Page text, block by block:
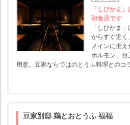
「しびかま
和食店です
「しびかま
からすぐ近く
メインに据え
ホルモン、目
用意。豆家ならではのとうふ料理とのコ
豆家別邸 鶏とおとうふ 福福